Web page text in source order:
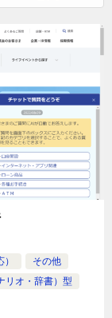
その他
リオ・辞書）型